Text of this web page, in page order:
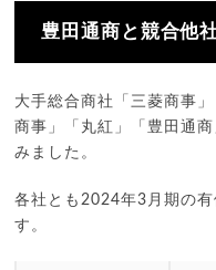
豊田通商と競合他
大手総合商社「三菱商事
商事」「丸紅」「豊田通
みました。
各社とも2024年3月期の
す。